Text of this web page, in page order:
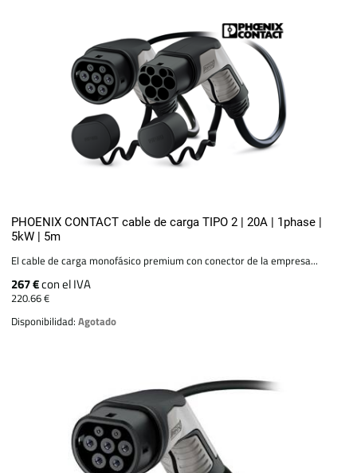
PHOENIX CONTACT cable de carga TIPO 2 | 20A | 1phase |
5kW | 5m
El cable de carga monofásico premium con conector de la empresa...
267 €con el IVA
220.66 €
Disponibilidad:Agotado